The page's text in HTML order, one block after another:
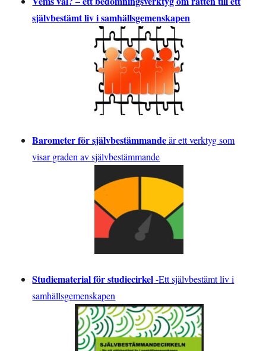
självbestämt liv i samhällsgemenskapen
Barometer för självbestämmandeär ett verktyg som
visar graden av självbestämmande
Studiematerial för studiecirkel-Ett självbestämt liv i
samhällsgemenskapen